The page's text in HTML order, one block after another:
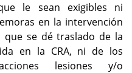
le sean exigibles ni
en la intervención
que se dé traslado de la
en la CRA, ni de los
lesiones y/o